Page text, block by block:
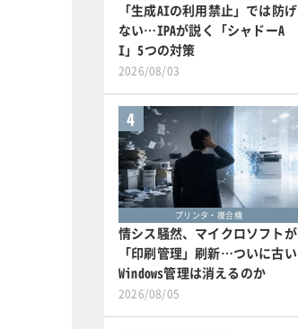
「生成AIの利用禁止」では防げ
ない…IPAが説く「シャドーA
I」5つの対策
2026/08/03
4
プリンタ・複合機
情シス騒然、マイクロソフトが
「印刷管理」刷新…ついに古い
Windows管理は消えるのか
2026/08/05